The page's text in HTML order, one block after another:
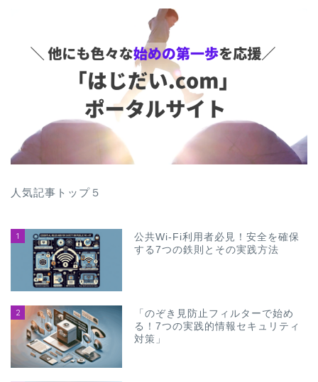
人気記事トップ５
1
公共Wi-Fi利用者必見！安全を確保
する7つの鉄則とその実践方法
2
「のぞき見防止フィルターで始め
る！7つの実践的情報セキュリティ
対策」